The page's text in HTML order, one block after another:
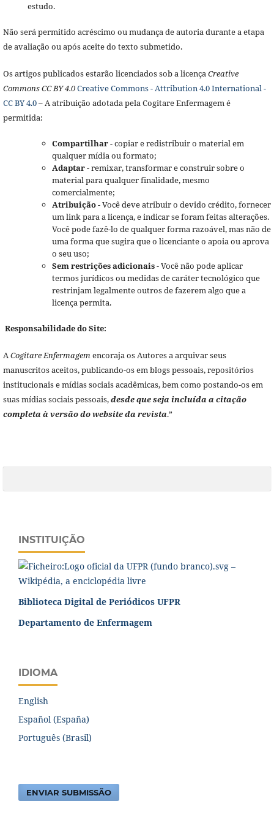
estudo.
Não será permitido acréscimo ou mudança de autoria durante a etapa
de avaliação ou após aceite do texto submetido.
Os artigos publicados estarão licenciados sob a licençaCreative
Commons CC BY 4.0Creative Commons - Attribution 4.0 International -
CC BY 4.0– A atribuição adotada pela Cogitare Enfermagem é
permitida:
Compartilhar- copiar e redistribuir o material em
qualquer mídia ou formato;
Adaptar- remixar, transformar e construir sobre o
material para qualquer finalidade, mesmo
comercialmente;
Atribuição- Você deve atribuir o devido crédito, fornecer
um link para a licença, e indicar se foram feitas alterações.
Você pode fazê-lo de qualquer forma razoável, mas não de
uma forma que sugira que o licenciante o apoia ou aprova
o seu uso;
Sem restrições adicionais- Você não pode aplicar
termos jurídicos ou medidas de caráter tecnológico que
restrinjam legalmente outros de fazerem algo que a
licença permita.
Responsabilidade do Site:
ACogitare Enfermagemencoraja os Autores a arquivar seus
manuscritos aceitos, publicando-os em blogs pessoais, repositórios
institucionais e mídias sociais acadêmicas, bem como postando-os em
suas mídias sociais pessoais,desde que seja incluída a citação
completa à versão do website da revista.”
INSTITUIÇÃO
Biblioteca Digital de Periódicos UFPR
Departamento de Enfermagem
IDIOMA
English
Español (España)
Português (Brasil)
ENVIAR SUBMISSÃO